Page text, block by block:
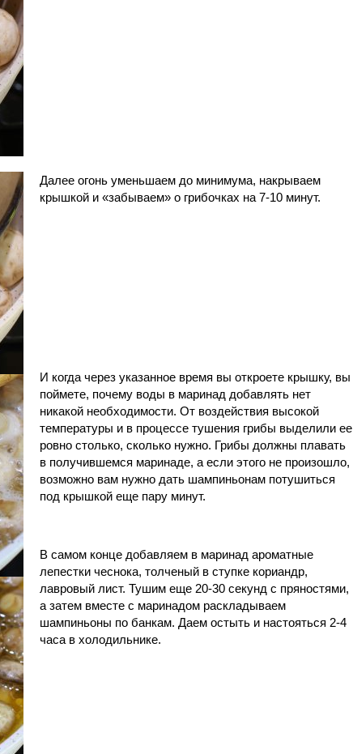
Далее огонь уменьшаем до минимума, накрываем
крышкой и «забываем» о грибочках на 7-10 минут.
И когда через указанное время вы откроете крышку, вы
поймете, почему воды в маринад добавлять нет
никакой необходимости. От воздействия высокой
температуры и в процессе тушения грибы выделили ее
ровно столько, сколько нужно. Грибы должны плавать
в получившемся маринаде, а если этого не произошло,
возможно вам нужно дать шампиньонам потушиться
под крышкой еще пару минут.
В самом конце добавляем в маринад ароматные
лепестки чеснока, толченый в ступке кориандр,
лавровый лист. Тушим еще 20-30 секунд с пряностями,
а затем вместе с маринадом раскладываем
шампиньоны по банкам. Даем остыть и настояться 2-4
часа в холодильнике.